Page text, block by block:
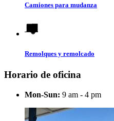
Camiones para mudanza
Remolques y remolcado
Horario de oficina
Mon-Sun: 9 am - 4 pm